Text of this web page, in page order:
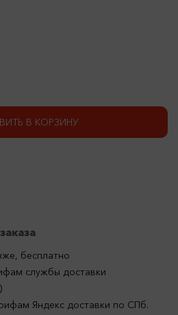
В КОРЗИНУ
бесплатно
службы доставки
Яндекс доставки по СПб.